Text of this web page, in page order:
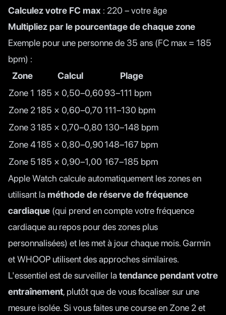
Calculez votre FC max : 220 – votre âge
Multipliez par le pourcentage de chaque zone
Exemple pour une personne de 35 ans (FC max = 185
bpm) :
Zone
Calcul
Plage
Zone 1 185 × 0,50–0,6093–111 bpm
Zone 2185 × 0,60–0,70 111–130 bpm
Zone 3185 × 0,70–0,80 130–148 bpm
Zone 4185 × 0,80–0,90148–167 bpm
Zone 5185 × 0,90–1,00 167–185 bpm
Apple Watch calcule automatiquement les zones en
utilisant la méthode de réserve de fréquence
cardiaque (qui prend en compte votre fréquence
cardiaque au repos pour des zones plus
personnalisées) et les met à jour chaque mois. Garmin
et WHOOP utilisent des approches similaires.
L'essentiel est de surveiller la tendance pendant votre
entraînement, plutôt que de vous focaliser sur une
mesure isolée. Si vous faites une course en Zone 2 et